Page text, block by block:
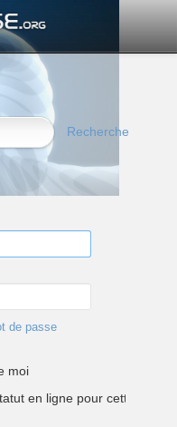
Recherche
de passe
moi
en ligne pour cette